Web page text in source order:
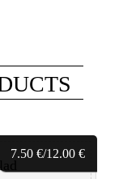
7.50 €/12.00 €